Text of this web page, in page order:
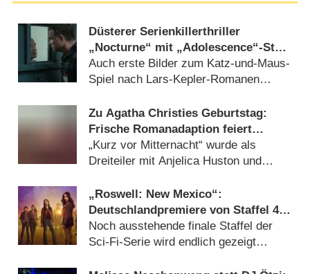
Düsterer Serienkillerthriller
„Nocturne“ mit „Adolescence“-Star
erhält Startdatum
Auch erste Bilder zum Katz-und-Maus-
Spiel nach Lars-Kepler-Romanen
Zu Agatha Christies Geburtstag:
Frische Romanadaption feiert
Deutschlandpremiere
„Kurz vor Mitternacht“ wurde als
Dreiteiler mit Anjelica Huston und
„Roswell: New Mexico“:
Deutschlandpremiere von Staffel 4
wird tief in der Nacht versteckt
Noch ausstehende finale Staffel der
Sci-Fi-Serie wird endlich gezeigt